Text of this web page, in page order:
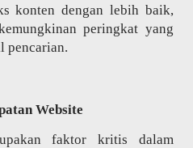
konten dengan lebih baik,
peringkat yang
pencarian.
Website
faktor kritis dalam